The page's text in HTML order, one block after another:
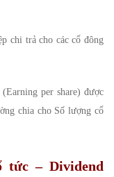
chi trả cho các cổ đông
(Earning per share) được
chia cho Số lượng cổ
– Dividend